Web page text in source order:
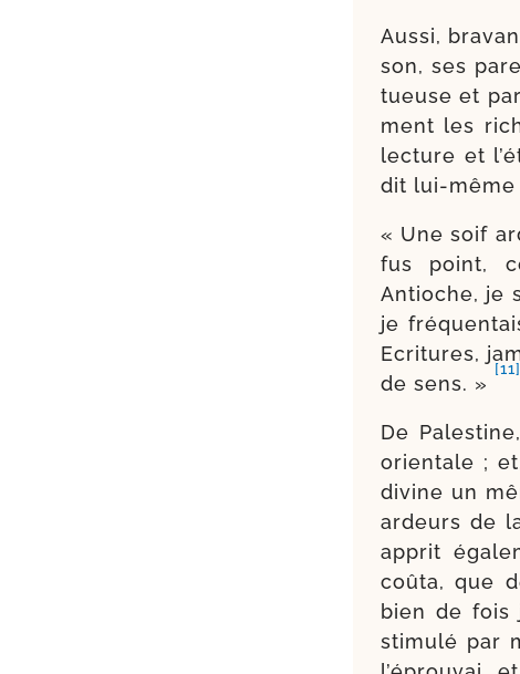
Aussi,
son, ses
tueuse et
ment les
lec­ture et
dit lui-​même
« Une soif
fus point,
Antioche, je
je
Ecritures,
de sens. »
[11]
De
orien­tale ;
divine un
ardeurs de
apprit
coû­ta, que
bien de fois
sti­mu­lé par